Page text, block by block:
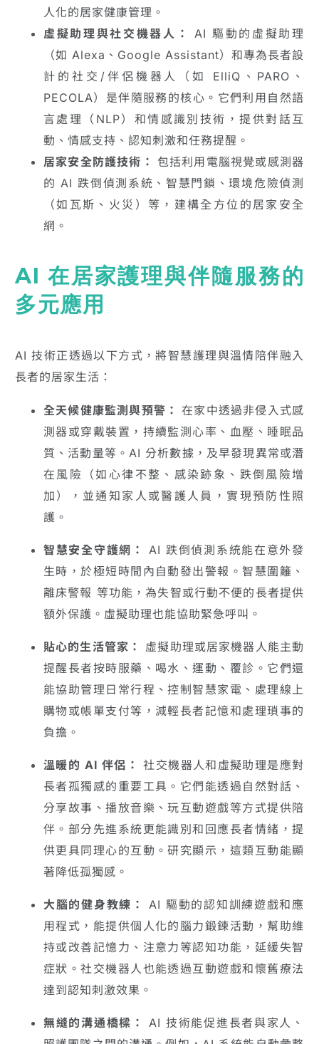
人化的居家健康管理。
虛擬助理與社交機器人： AI 驅動的虛擬助理
（如 Alexa、Google Assistant）和專為長者設
計的社交/伴侶機器人（如 ElliQ、PARO、
PECOLA）是伴隨服務的核心。它們利用自然語
言處理（NLP）和情感識別技術，提供對話互
動、情感支持、認知刺激和任務提醒。
居家安全防護技術： 包括利用電腦視覺或感測器
的 AI 跌倒偵測系統、智慧門鎖、環境危險偵測
（如瓦斯、火災）等，建構全方位的居家安全
網。
AI 在居家護理與伴隨服務的
多元應用
AI 技術正透過以下方式，將智慧護理與溫情陪伴融入
長者的居家生活：
全天候健康監測與預警：在家中透過非侵入式感
測器或穿戴裝置，持續監測心率、血壓、睡眠品
質、活動量等。AI 分析數據，及早發現異常或潛
在風險（如心律不整、感染跡象、跌倒風險增
加），並通知家人或醫護人員，實現預防性照
護。
智慧安全守護網：
AI 跌倒偵測系統能在意外發
生時，於極短時間內自動發出警報。智慧圍籬、
離床警報 等功能，為失智或行動不便的長者提供
額外保護。虛擬助理也能協助緊急呼叫。
貼心的生活管家：
虛擬助理或居家機器人能主動
提醒長者按時服藥、喝水、運動、覆診。它們還
能協助管理日常行程、控制智慧家電、處理線上
購物或帳單支付等，減輕長者記憶和處理瑣事的
負擔。
溫暖的 AI 伴侶：
社交機器人和虛擬助理是應對
長者孤獨感的重要工具。它們能透過自然對話、
分享故事、播放音樂、玩互動遊戲等方式提供陪
伴。部分先進系統更能識別和回應長者情緒，提
供更具同理心的互動。研究顯示，這類互動能顯
著降低孤獨感。
大腦的健身教練：
AI 驅動的認知訓練遊戲和應
用程式，能提供個人化的腦力鍛鍊活動，幫助維
持或改善記憶力、注意力等認知功能，延緩失智
症狀。社交機器人也能透過互動遊戲和懷舊療法
達到認知刺激效果。
無縫的溝通橋樑：
AI 技術能促進長者與家人、